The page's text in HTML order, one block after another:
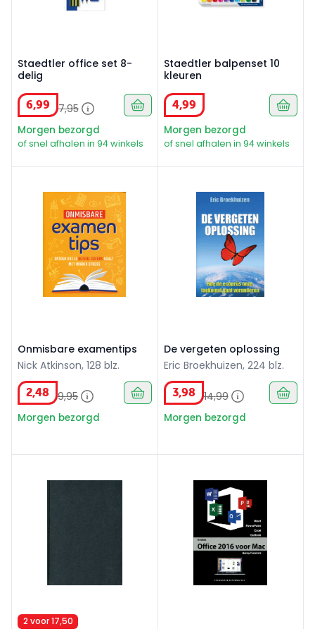
Staedtler office set 8-
delig
6,99 7,95
Morgen bezorgd
of snel afhalen in 94 winkels
Staedtler balpenset 10
kleuren
4,99
Morgen bezorgd
of snel afhalen in 94 winkels
Onmisbare examentips
Nick Atkinson, 128 blz.
2,48 9,95
Morgen bezorgd
De vergeten oplossing
Eric Broekhuizen, 224 blz.
3,98 14,99
Morgen bezorgd
2 voor 17,50